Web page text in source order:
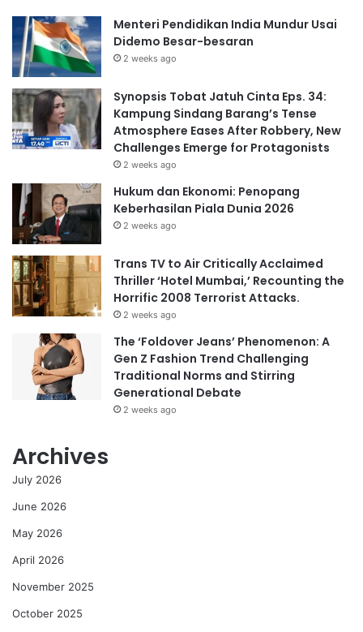
Menteri Pendidikan India Mundur Usai
Didemo Besar-besaran
2 weeks ago
Synopsis Tobat Jatuh Cinta Eps. 34:
Kampung Sindang Barang’s Tense
Atmosphere Eases After Robbery, New
Challenges Emerge for Protagonists
2 weeks ago
Hukum dan Ekonomi: Penopang
Keberhasilan Piala Dunia 2026
2 weeks ago
Trans TV to Air Critically Acclaimed
Thriller ‘Hotel Mumbai,’ Recounting the
Horrific 2008 Terrorist Attacks.
2 weeks ago
The ‘Foldover Jeans’ Phenomenon: A
Gen Z Fashion Trend Challenging
Traditional Norms and Stirring
Generational Debate
2 weeks ago
Archives
July 2026
June 2026
May 2026
April 2026
November 2025
October 2025